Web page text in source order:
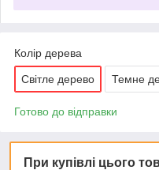
Колір дерева
Світле дерево Темне
Готово до відправки
При купівлі цього